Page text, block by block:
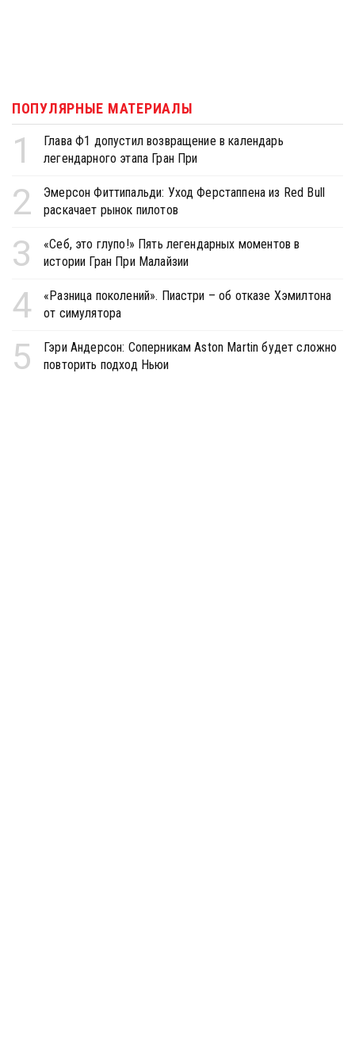
ПОПУЛЯРНЫЕ МАТЕРИАЛЫ
1
Глава Ф1 допустил возвращение в календарь
легендарного этапа Гран При
2
Эмерсон Фиттипальди: Уход Ферстаппена из Red Bull
раскачает рынок пилотов
3
«Себ, это глупо!» Пять легендарных моментов в
истории Гран При Малайзии
4
«Разница поколений». Пиастри – об отказе Хэмилтона
от симулятора
5
Гэри Андерсон: Соперникам Aston Martin будет сложно
повторить подход Ньюи